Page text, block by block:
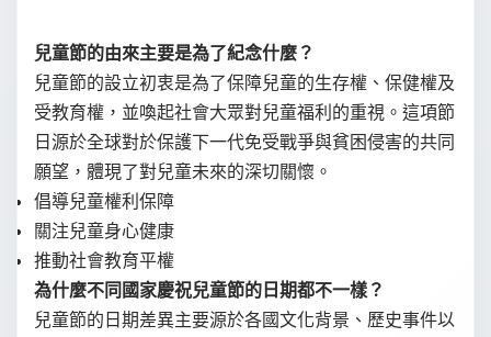
兒童節的由來主要是為了紀念什麼？
兒童節的設立初衷是為了保障兒童的生存權、保健權及
受教育權，並喚起社會大眾對兒童福利的重視。這項節
日源於全球對於保護下一代免受戰爭與貧困侵害的共同
願望，體現了對兒童未來的深切關懷。
倡導兒童權利保障
關注兒童身心健康
推動社會教育平權
為什麼不同國家慶祝兒童節的日期都不一樣？
兒童節的日期差異主要源於各國文化背景、歷史事件以